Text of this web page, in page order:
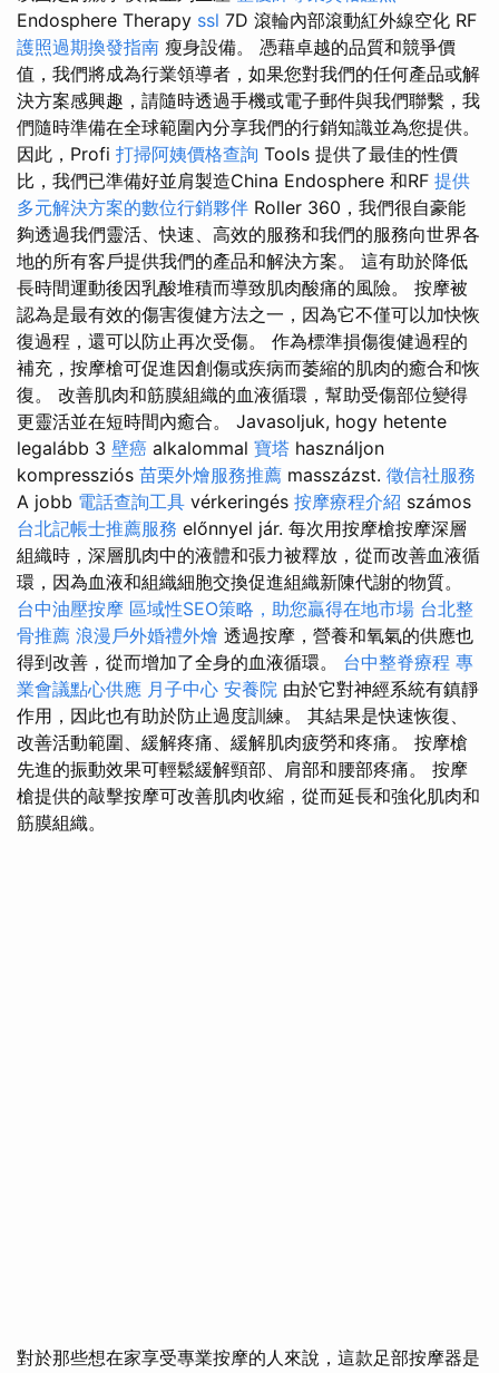
Endosphere Therapy ssl 7D 滾輪內部滾動紅外線空化 RF
護照過期換發指南 瘦身設備。 憑藉卓越的品質和競爭價
值，我們將成為行業領導者，如果您對我們的任何產品或解
決方案感興趣，請隨時透過手機或電子郵件與我們聯繫，我
們隨時準備在全球範圍內分享我們的行銷知識並為您提供。
因此，Profi 打掃阿姨價格查詢 Tools 提供了最佳的性價
比，我們已準備好並肩製造China Endosphere 和RF 提供
多元解決方案的數位行銷夥伴 Roller 360，我們很自豪能
夠透過我們靈活、快速、高效的服務和我們的服務向世界各
地的所有客戶提供我們的產品和解決方案。 這有助於降低
長時間運動後因乳酸堆積而導致肌肉酸痛的風險。 按摩被
認為是最有效的傷害復健方法之一，因為它不僅可以加快恢
復過程，還可以防止再次受傷。 作為標準損傷復健過程的
補充，按摩槍可促進因創傷或疾病而萎縮的肌肉的癒合和恢
復。 改善肌肉和筋膜組織的血液循環，幫助受傷部位變得
更靈活並在短時間內癒合。 Javasoljuk, hogy hetente
legalább 3 壁癌 alkalommal 寶塔 használjon
kompressziós 苗栗外燴服務推薦 masszázst. 徵信社服務
A jobb 電話查詢工具 vérkeringés 按摩療程介紹 számos
台北記帳士推薦服務 előnnyel jár. 每次用按摩槍按摩深層
組織時，深層肌肉中的液體和張力被釋放，從而改善血液循
環，因為血液和組織細胞交換促進組織新陳代謝的物質。
台中油壓按摩 區域性SEO策略，助您贏得在地市場 台北整
骨推薦 浪漫戶外婚禮外燴 透過按摩，營養和氧氣的供應也
得到改善，從而增加了全身的血液循環。 台中整脊療程 專
業會議點心供應 月子中心 安養院 由於它對神經系統有鎮靜
作用，因此也有助於防止過度訓練。 其結果是快速恢復、
改善活動範圍、緩解疼痛、緩解肌肉疲勞和疼痛。 按摩槍
先進的振動效果可輕鬆緩解頸部、肩部和腰部疼痛。 按摩
槍提供的敲擊按摩可改善肌肉收縮，從而延長和強化肌肉和
筋膜組織。
對於那些想在家享受專業按摩的人來說，這款足部按摩器是